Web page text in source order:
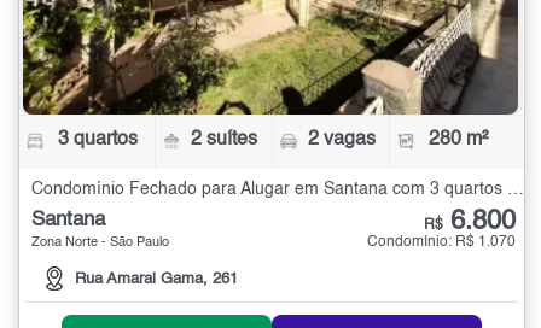
3 quartos 2 suítes 2 vagas 280 m²
Condomínio Fechado para Alugar em Santana com 3 quartos - 280 m²
Santana
Zona Norte - São Paulo
Rua Amaral Gama, 261
R$ 6.800
Condomínio: R$ 1.070